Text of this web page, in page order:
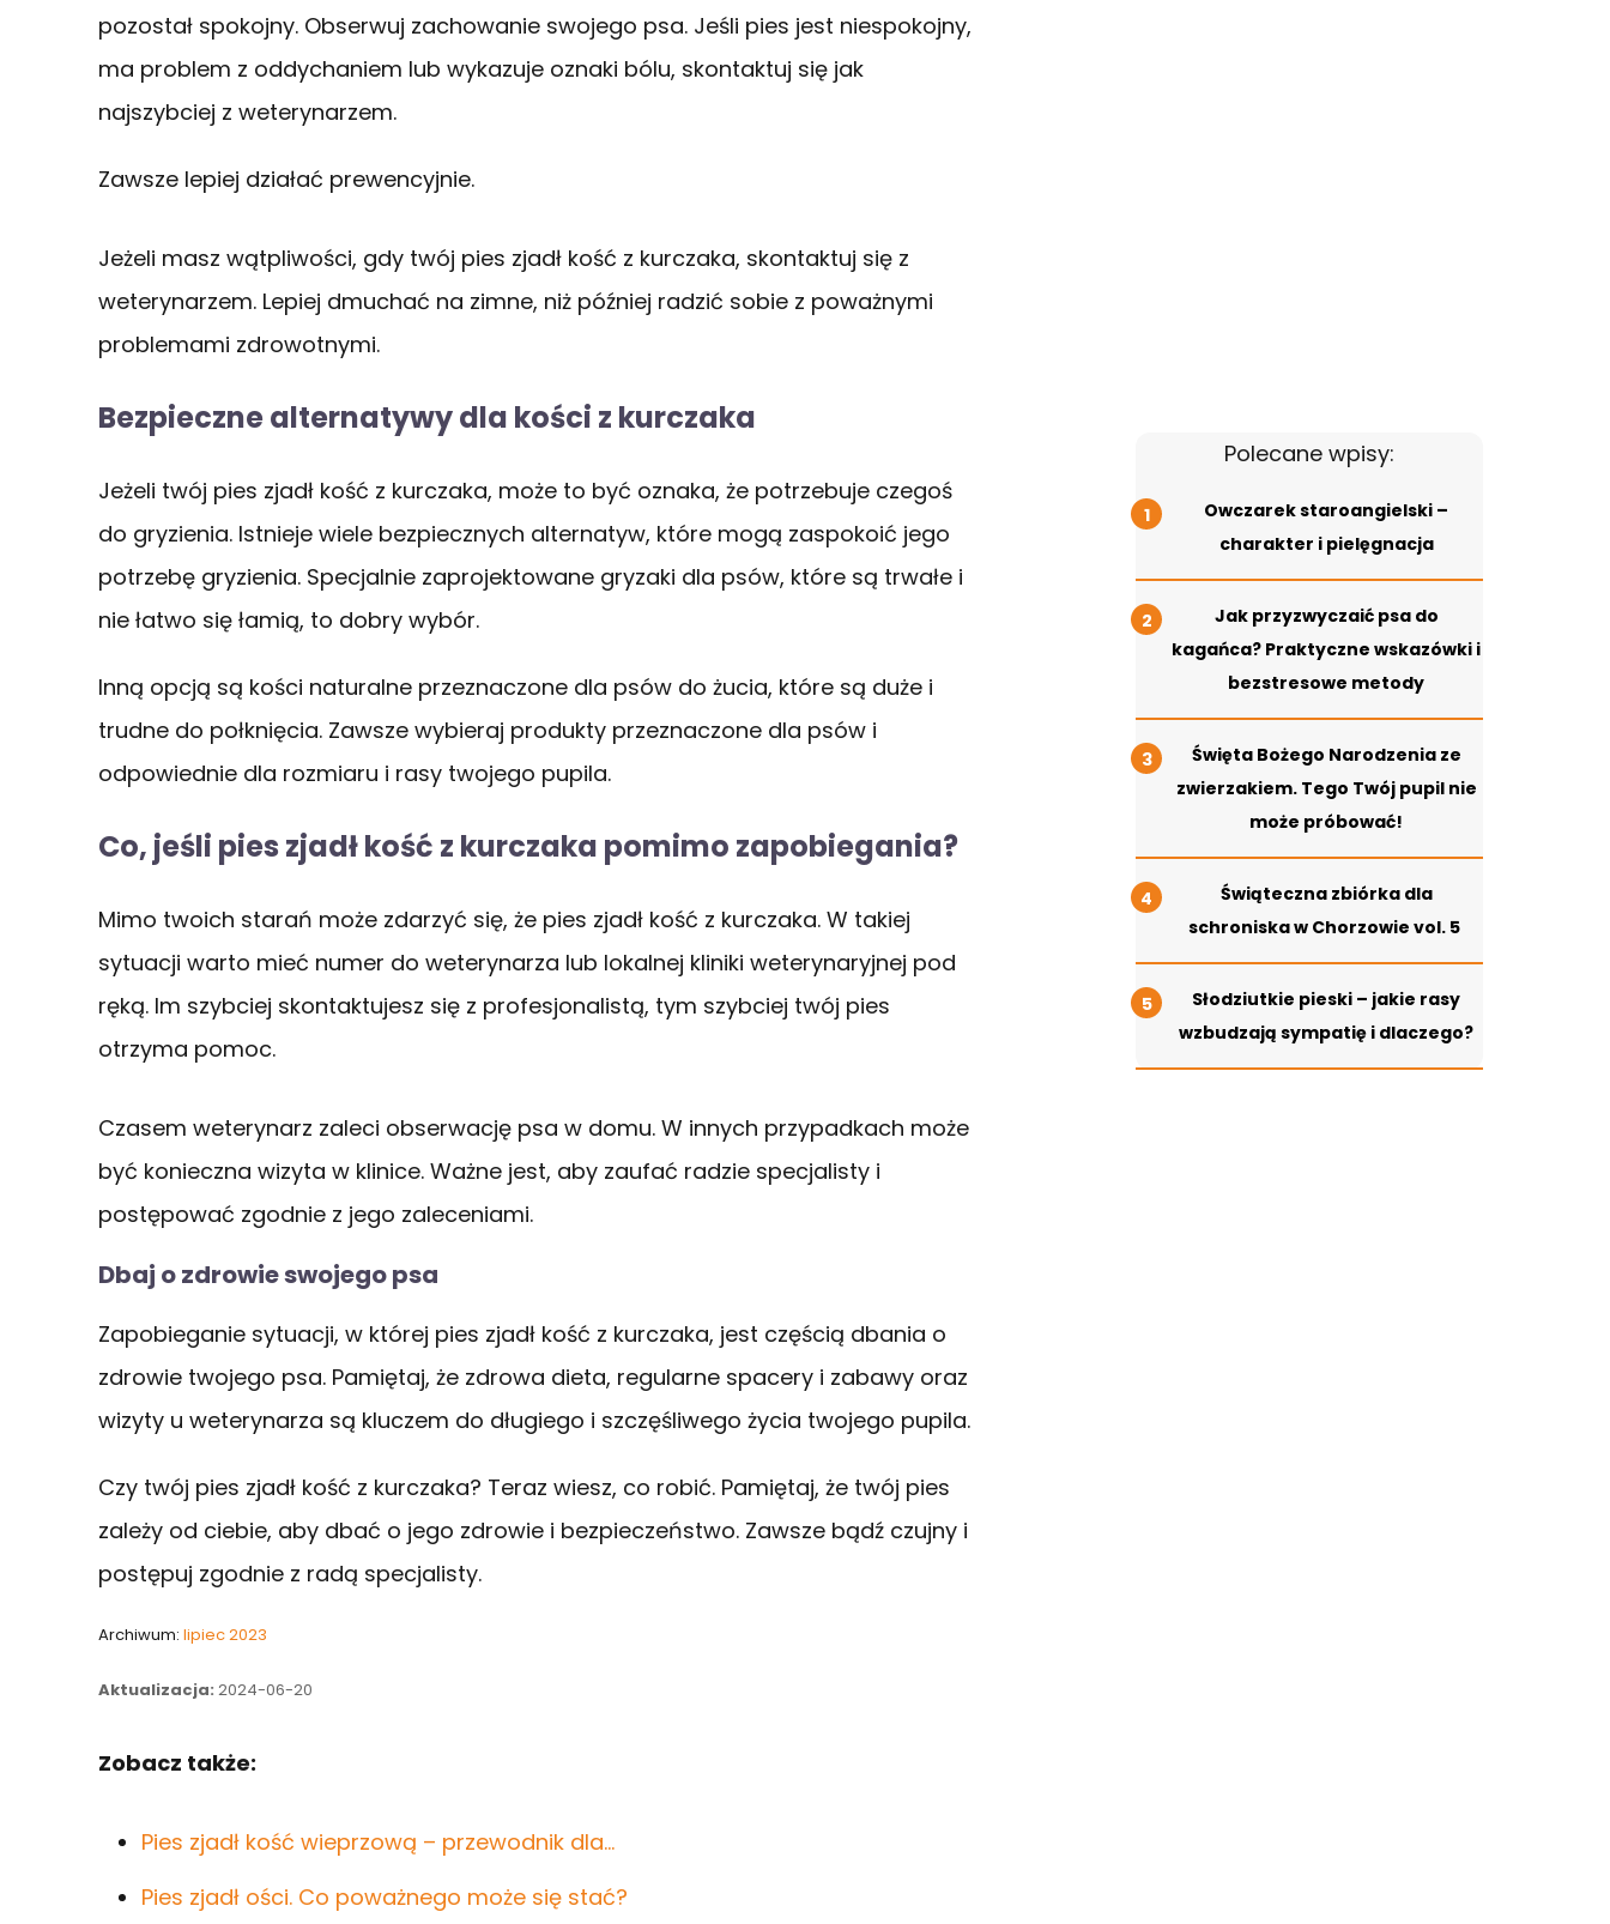
pozostał spokojny. Obserwuj zachowanie swojego psa. Jeśli pies jest niespokojny,
ma problem z oddychaniem lub wykazuje oznaki bólu, skontaktuj się jak
najszybciej z weterynarzem.
Zawsze lepiej działać prewencyjnie.
Jeżeli masz wątpliwości, gdy twój pies zjadł kość z kurczaka, skontaktuj się z
weterynarzem. Lepiej dmuchać na zimne, niż później radzić sobie z poważnymi
problemami zdrowotnymi.
Bezpieczne alternatywy dla kości z kurczaka
Jeżeli twój pies zjadł kość z kurczaka, może to być oznaka, że potrzebuje czegoś
do gryzienia. Istnieje wiele bezpiecznych alternatyw, które mogą zaspokoić jego
potrzebę gryzienia. Specjalnie zaprojektowane gryzaki dla psów, które są trwałe i
nie łatwo się łamią, to dobry wybór.
Inną opcją są kości naturalne przeznaczone dla psów do żucia, które są duże i
trudne do połknięcia. Zawsze wybieraj produkty przeznaczone dla psów i
odpowiednie dla rozmiaru i rasy twojego pupila.
Co, jeśli pies zjadł kość z kurczaka pomimo zapobiegania?
Mimo twoich starań może zdarzyć się, że pies zjadł kość z kurczaka. W takiej
sytuacji warto mieć numer do weterynarza lub lokalnej kliniki weterynaryjnej pod
ręką. Im szybciej skontaktujesz się z profesjonalistą, tym szybciej twój pies
otrzyma pomoc.
Czasem weterynarz zaleci obserwację psa w domu. W innych przypadkach może
być konieczna wizyta w klinice. Ważne jest, aby zaufać radzie specjalisty i
postępować zgodnie z jego zaleceniami.
Dbaj o zdrowie swojego psa
Zapobieganie sytuacji, w której pies zjadł kość z kurczaka, jest częścią dbania o
zdrowie twojego psa. Pamiętaj, że zdrowa dieta, regularne spacery i zabawy oraz
wizyty u weterynarza są kluczem do długiego i szczęśliwego życia twojego pupila.
Czy twój pies zjadł kość z kurczaka? Teraz wiesz, co robić. Pamiętaj, że twój pies
zależy od ciebie, aby dbać o jego zdrowie i bezpieczeństwo. Zawsze bądź czujny i
postępuj zgodnie z radą specjalisty.
Archiwum: lipiec 2023
Aktualizacja: 2024-06-20
Zobacz także:
Pies zjadł kość wieprzową – przewodnik dla…
Pies zjadł ości. Co poważnego może się stać?
Polecane wpisy:
Owczarek staroangielski –
charakter i pielęgnacja
Jak przyzwyczaić psa do
kagańca? Praktyczne wskazówki i
bezstresowe metody
Święta Bożego Narodzenia ze
zwierzakiem. Tego Twój pupil nie
może próbować!
Świąteczna zbiórka dla
schroniska w Chorzowie vol. 5
Słodziutkie pieski – jakie rasy
wzbudzają sympatię i dlaczego?